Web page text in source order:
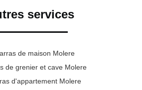
services
de maison Molere
de grenier et cave Molere
d'appartement Molere